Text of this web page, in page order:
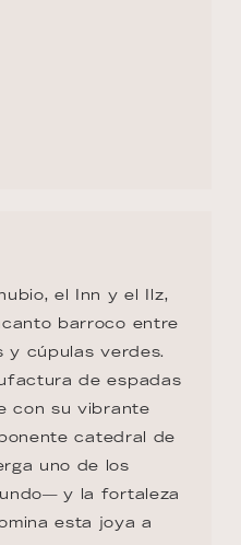
con su vibrante
uno de los
y la fortaleza
esta joya a